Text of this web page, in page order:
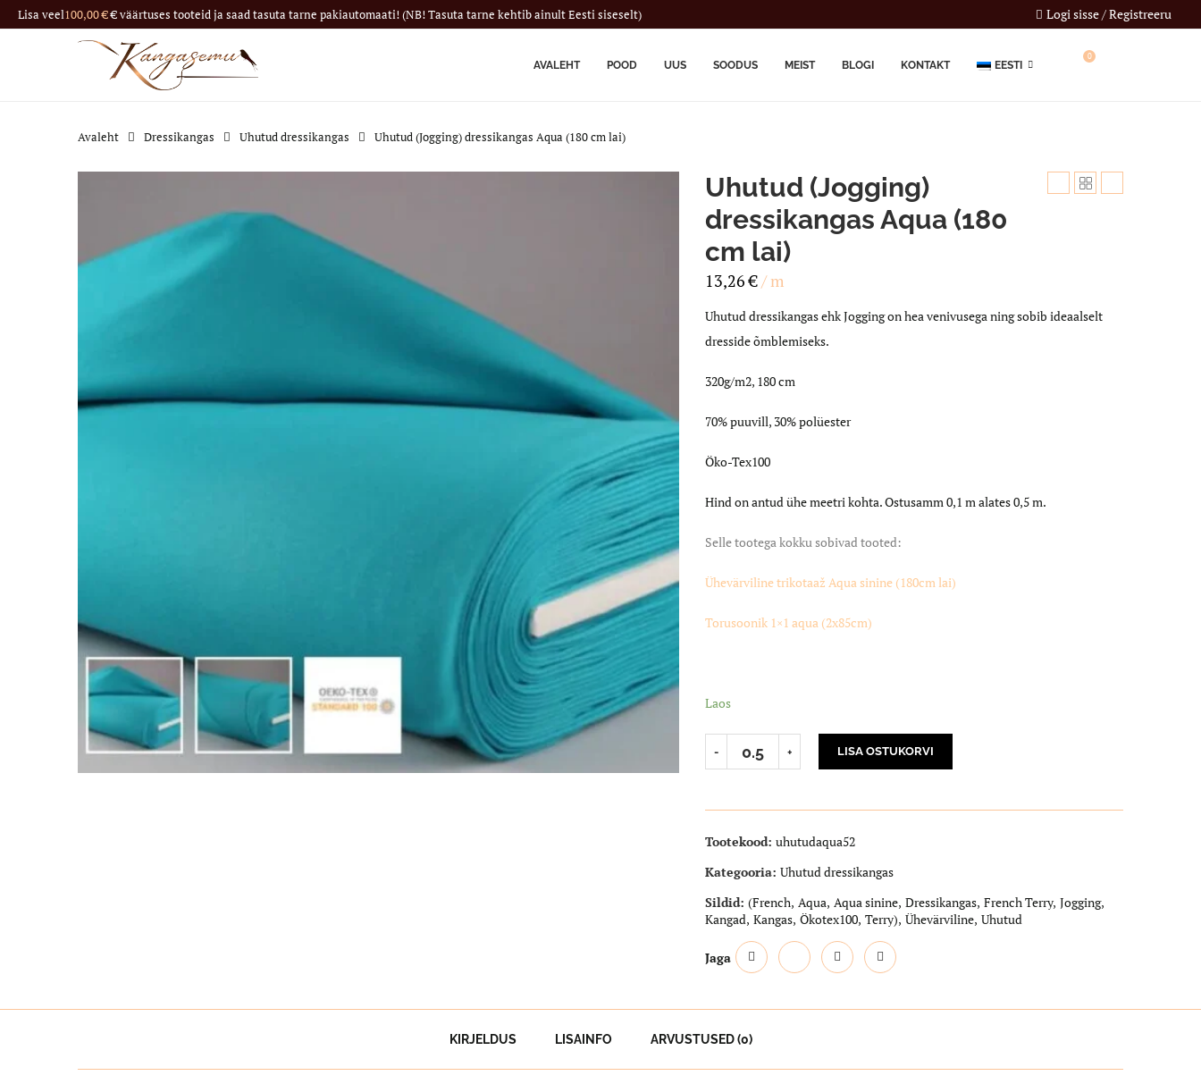
Lisa veel100,00€€ väärtuses tooteid ja saad tasuta tarne pakiautomaati! (NB! Tasuta tarne kehtib ainult Eesti siseselt) Logi sisse / Registreeru
AVALEHT POOD UUS SOODUS MEIST BLOGI KONTAKT EESTI
0
Avaleht Dressikangas Uhutud dressikangas Uhutud (Jogging) dressikangas Aqua (180 cm lai)
Uhutud (Jogging)
dressikangas Aqua (180
cm lai)
13,26€/ m
Uhutud dressikangas ehk Jogging on hea venivusega ning sobib ideaalselt
dresside õmblemiseks.
320g/m2, 180 cm
70% puuvill, 30% polüester
Öko-Tex100
Hind on antud ühe meetri kohta. Ostusamm 0,1 m alates 0,5 m.
Selle tootega kokku sobivad tooted:
Ühevärviline trikotaaž Aqua sinine (180cm lai)
Torusoonik 1×1 aqua (2x85cm)
Laos
LISA OSTUKORVI
Tootekood: uhutudaqua52
Kategooria: Uhutud dressikangas
Sildid: (French, Aqua, Aqua sinine, Dressikangas, French Terry, Jogging,
Kangad, Kangas, Ökotex100, Terry), Ühevärviline, Uhutud
Jaga
KIRJELDUS LISAINFO ARVUSTUSED (0)